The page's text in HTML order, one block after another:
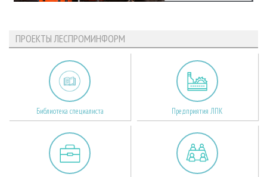
ПРОЕКТЫ ЛЕСПРОМИНФОРМ
Библиотека специалиста Предприятия ЛПК